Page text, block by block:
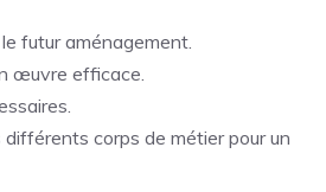
futur aménagement.
œuvre efficace.
corps de métier pour un